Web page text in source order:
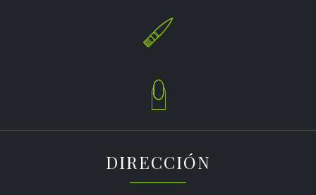


DIRECCIÓN